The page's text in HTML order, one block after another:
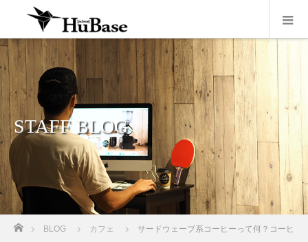
STAFF BLOG
ホーム
BLOG カフェ
サードウェーブ系コーヒーって何？コーヒ